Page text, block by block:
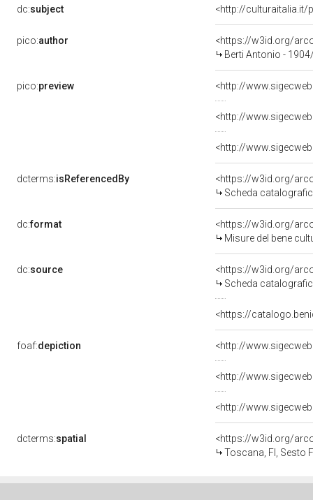
dc:subject <http://culturaitalia.it/
pico:author
<https://w3id.org/
Berti Antonio -
pico:preview <http://
<http://
<http://
dcterms:isReferencedBy
<https://w3id.org/
Scheda
dc:format
<https://w3id.org/
Misure del bene
dc:source
<https://w3id.org/
Scheda
<https://
foaf:depiction <http://
<http://
<http://
dcterms:spatial
<https://w3id.org/
Toscana, FI, Sesto